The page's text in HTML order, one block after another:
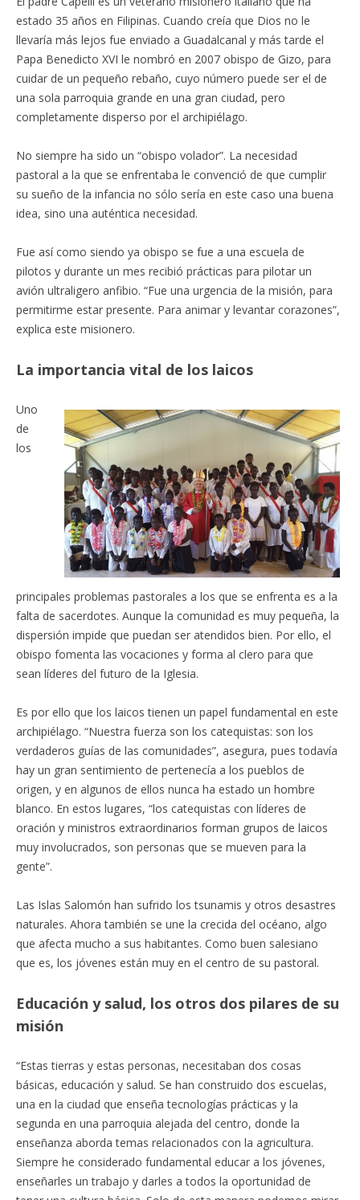
estado 35 años en Filipinas. Cuando creía que Dios no le
llevaría más lejos fue enviado a Guadalcanal y más tarde el
Papa Benedicto XVI le nombró en 2007 obispo de Gizo, para
cuidar de un pequeño rebaño, cuyo número puede ser el de
una sola parroquia grande en una gran ciudad, pero
completamente disperso por el archipiélago.
No siempre ha sido un “obispo volador”. La necesidad
pastoral a la que se enfrentaba le convenció de que cumplir
su sueño de la infancia no sólo sería en este caso una buena
idea, sino una auténtica necesidad.
Fue así como siendo ya obispo se fue a una escuela de
pilotos y durante un mes recibió prácticas para pilotar un
avión ultraligero anfibio. “Fue una urgencia de la misión, para
permitirme estar presente. Para animar y levantar corazones”,
explica este misionero.
La importancia vital de los laicos
Uno
de
los
principales problemas pastorales a los que se enfrenta es a la
falta de sacerdotes. Aunque la comunidad es muy pequeña, la
dispersión impide que puedan ser atendidos bien. Por ello, el
obispo fomenta las vocaciones y forma al clero para que
sean líderes del futuro de la Iglesia.
Es por ello que los laicos tienen un papel fundamental en este
archipiélago. “Nuestra fuerza son los catequistas: son los
verdaderos guías de las comunidades”, asegura, pues todavía
hay un gran sentimiento de pertenecía a los pueblos de
origen, y en algunos de ellos nunca ha estado un hombre
blanco. En estos lugares, “los catequistas con líderes de
oración y ministros extraordinarios forman grupos de laicos
muy involucrados, son personas que se mueven para la
gente”.
Las Islas Salomón han sufrido los tsunamis y otros desastres
naturales. Ahora también se une la crecida del océano, algo
que afecta mucho a sus habitantes. Como buen salesiano
que es, los jóvenes están muy en el centro de su pastoral.
Educación y salud, los otros dos pilares de su
misión
“Estas tierras y estas personas, necesitaban dos cosas
básicas, educación y salud. Se han construido dos escuelas,
una en la ciudad que enseña tecnologías prácticas y la
segunda en una parroquia alejada del centro, donde la
enseñanza aborda temas relacionados con la agricultura.
Siempre he considerado fundamental educar a los jóvenes,
enseñarles un trabajo y darles a todos la oportunidad de